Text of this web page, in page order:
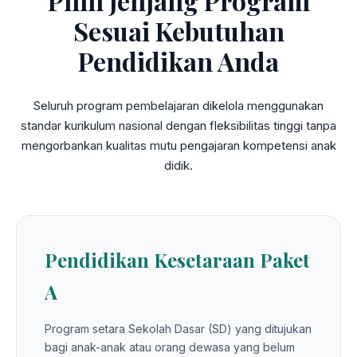
Sesuai Kebutuhan
Pendidikan Anda
Seluruh program pembelajaran dikelola menggunakan
standar kurikulum nasional dengan fleksibilitas tinggi tanpa
mengorbankan kualitas mutu pengajaran kompetensi anak
didik.
Pendidikan Kesetaraan Paket
A
Program setara Sekolah Dasar (SD) yang ditujukan
bagi anak-anak atau orang dewasa yang belum